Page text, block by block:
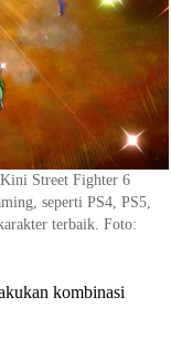
Street Fighter 6
seperti PS4, PS5,
terbaik. Foto:
kombinasi